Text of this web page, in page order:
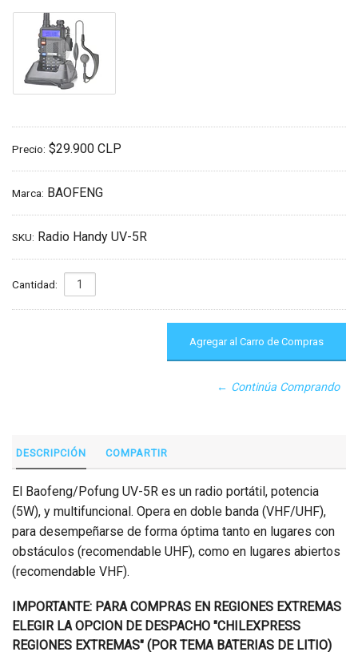
Precio: $29.900 CLP
Marca: BAOFENG
SKU: Radio Handy UV-5R
Cantidad:
← Continúa Comprando
DESCRIPCIÓN COMPARTIR
El Baofeng/Pofung UV-5R es un radio portátil, potencia
(5W), y multifuncional. Opera en doble banda (VHF/UHF),
para desempeñarse de forma óptima tanto en lugares con
obstáculos (recomendable UHF), como en lugares abiertos
(recomendable VHF).
IMPORTANTE: PARA COMPRAS EN REGIONES EXTREMAS
ELEGIR LA OPCION DE DESPACHO "CHILEXPRESS
REGIONES EXTREMAS" (POR TEMA BATERIAS DE LITIO)